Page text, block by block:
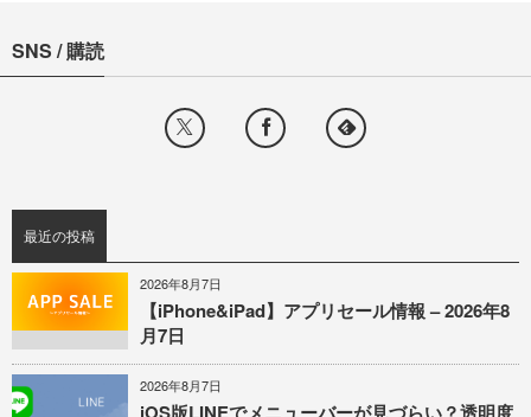
SNS / 購読
最近の投稿
2026年8月7日
【iPhone&iPad】アプリセール情報 – 2026年8
月7日
2026年8月7日